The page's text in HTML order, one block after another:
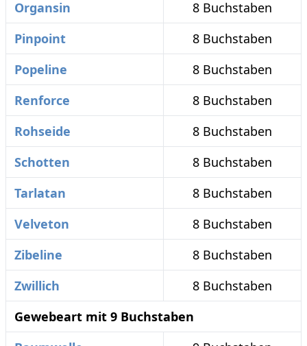
Organsin
8 Buchstaben
Pinpoint
8 Buchstaben
Popeline
8 Buchstaben
Renforce
8 Buchstaben
Rohseide
8 Buchstaben
Schotten
8 Buchstaben
Tarlatan
8 Buchstaben
Velveton
8 Buchstaben
Zibeline
8 Buchstaben
Zwillich
8 Buchstaben
Gewebeart mit 9 Buchstaben